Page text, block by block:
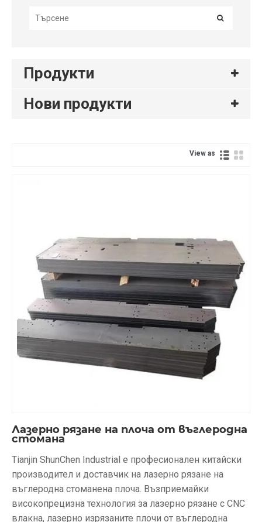
Продукти
Нови продукти
View as
Лазерно рязане на плоча от въглеродна
стомана
Tianjin ShunChen Industrial е професионален китайски
производител и доставчик на лазерно рязане на
въглеродна стоманена плоча. Възприемайки
високопрецизна технология за лазерно рязане с CNC
влакна, лазерно изрязаните плочи от въглеродна